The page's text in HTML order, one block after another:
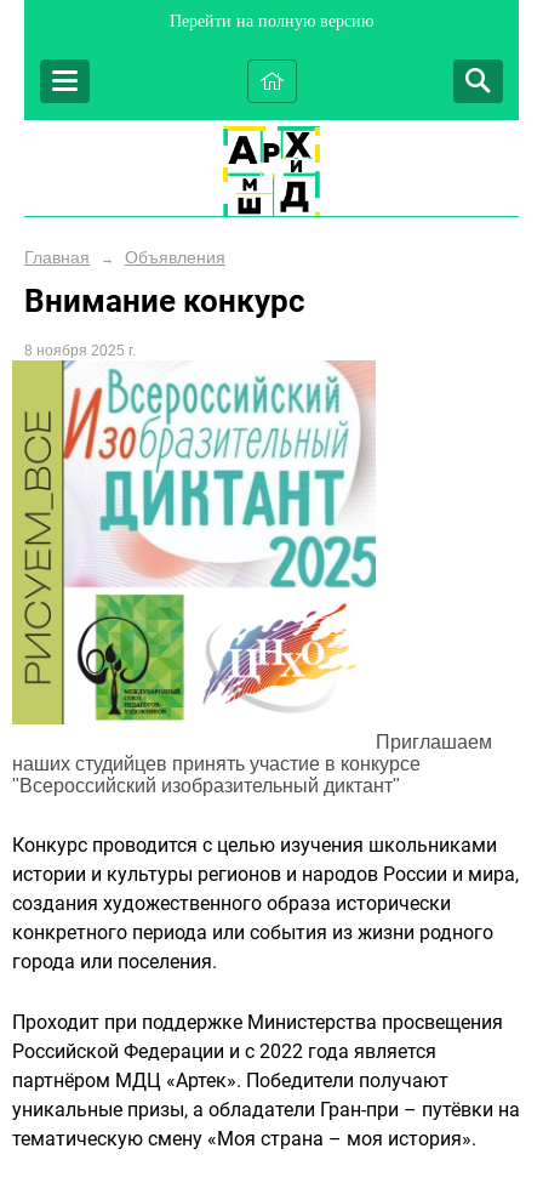
Перейти на полную версию
Главная → Объявления
Внимание конкурс
8 ноября 2025 г.
Приглашаем
наших студийцев принять участие в конкурсе
"Всероссийский изобразительный диктант"
Конкурс проводится с целью изучения школьниками
истории и культуры регионов и народов России и мира,
создания художественного образа исторически
конкретного периода или события из жизни родного
города или поселения.
Проходит при поддержке Министерства просвещения
Российской Федерации и с 2022 года является
партнёром МДЦ «Артек». Победители получают
уникальные призы, а обладатели Гран-при – путёвки на
тематическую смену «Моя страна – моя история».